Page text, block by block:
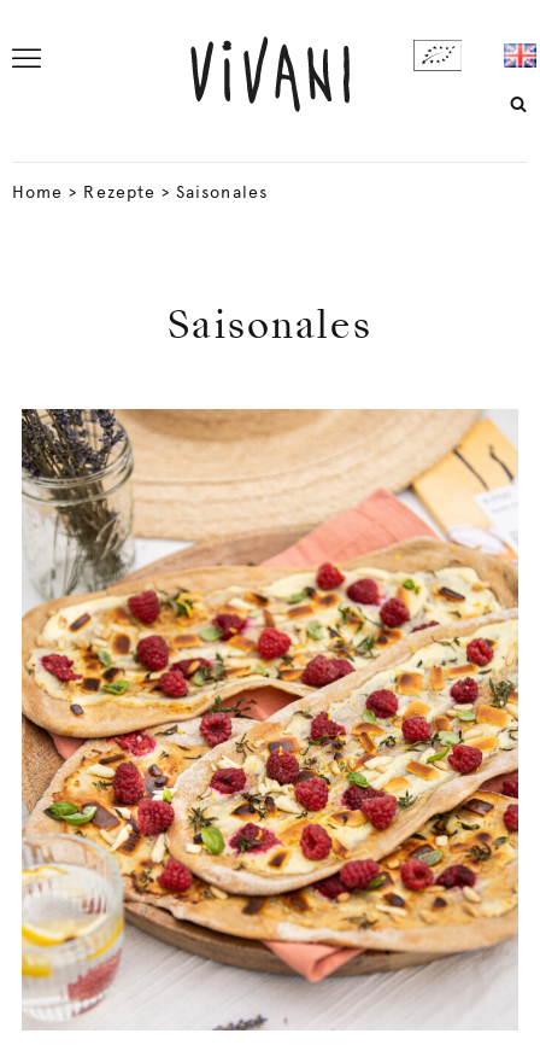
Home > Rezepte >Saisonales
Saisonales